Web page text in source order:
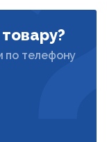
телефону